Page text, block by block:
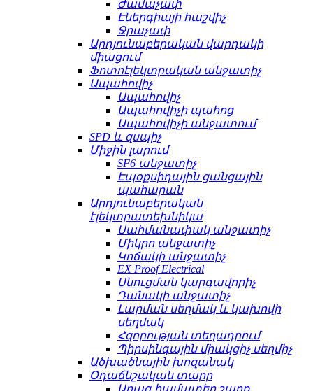
Ժամաչափ
Էներգիայի հաշվիչ
Ջրաչափ
Արդյունաբերական վարդակի
միացում
Ֆոտոէլեկտրական անջատիչ
Ապահովիչ
Ապահովիչ
Ապահովիչի պահոց
Ապահովիչի անջատում
SPD և զսպիչ
Միջին լարում
SF6 անջատիչ
Էպօքսիդային ցանցային
պահարան
Արդյունաբերական
էլեկտրատեխնիկա
Սահմանափակ անջատիչ
Միկրո անջատիչ
Կոճակի անջատիչ
EX Proof Electrical
Սնուցման կարգավորիչ
Դանակի անջատիչ
Լարման սեղմակ և կախովի
սեղմակ
Հզորության տեղադրում
Պիրսինգային միակցիչ սեղմիչ
Ածխածնային խոզանակ
Օդաճնշական տարր
Արագ համատեղ շարք